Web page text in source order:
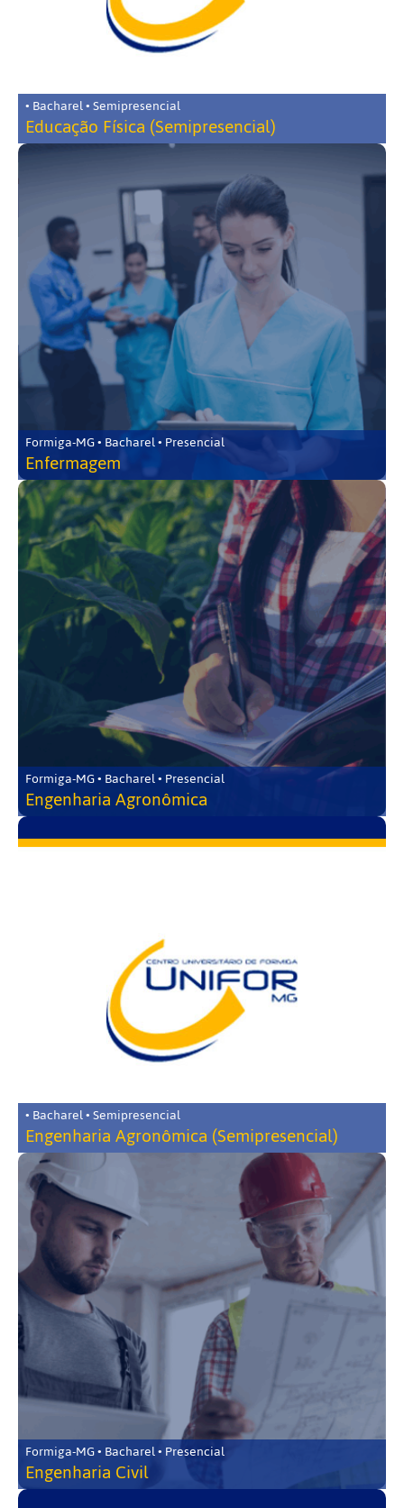
• Bacharel • Semipresencial
Educação Física (Semipresencial)
Formiga-MG • Bacharel • Presencial
Enfermagem
Formiga-MG • Bacharel • Presencial
Engenharia Agronômica
• Bacharel • Semipresencial
Engenharia Agronômica (Semipresencial)
Formiga-MG • Bacharel • Presencial
Engenharia Civil